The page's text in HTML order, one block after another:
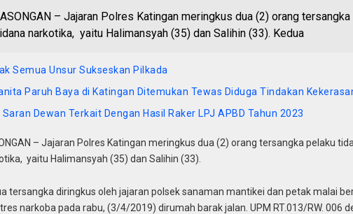
– Jajaran Polres Katingan meringkus dua (2) orang
narkotika, yaitu Halimansyah (35) dan Salihin (33). Kedua
Semua Unsur Sukseskan Pilkada
Paruh Baya di Katingan Ditemukan Tewas Diduga Tindakan
Saran Dewan Terkait Dengan Hasil Raker LPJ APBD Tahun 2023
– Jajaran Polres Katingan meringkus dua (2) orang tersangka pelaku
yaitu Halimansyah (35) dan Salihin (33).
tersangka diringkus oleh jajaran polsek sanaman mantikei dan petak malai
narkoba pada rabu, (3/4/2019) dirumah barak jalan. UPM RT.013/RW. 006